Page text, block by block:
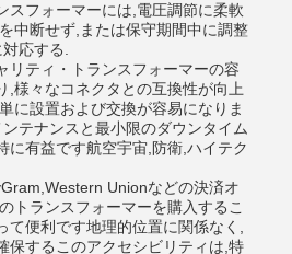
スフォーマーには,電圧調節に柔軟
中断せず,または保守期間中に調整
応する.
リティ・トランスフォーマーの容
,様々なコネクタとの互換性が向上
に設置および交換が容易になりま
テナンスと最小限のダウンタイム
に有益です航空宇宙,防衛,ハイテク
Unionなどの決済オ
トランスフォーマーを購入するこ
て便利です地理的位置に関係なく,
保するこのアクセシビリティは,特